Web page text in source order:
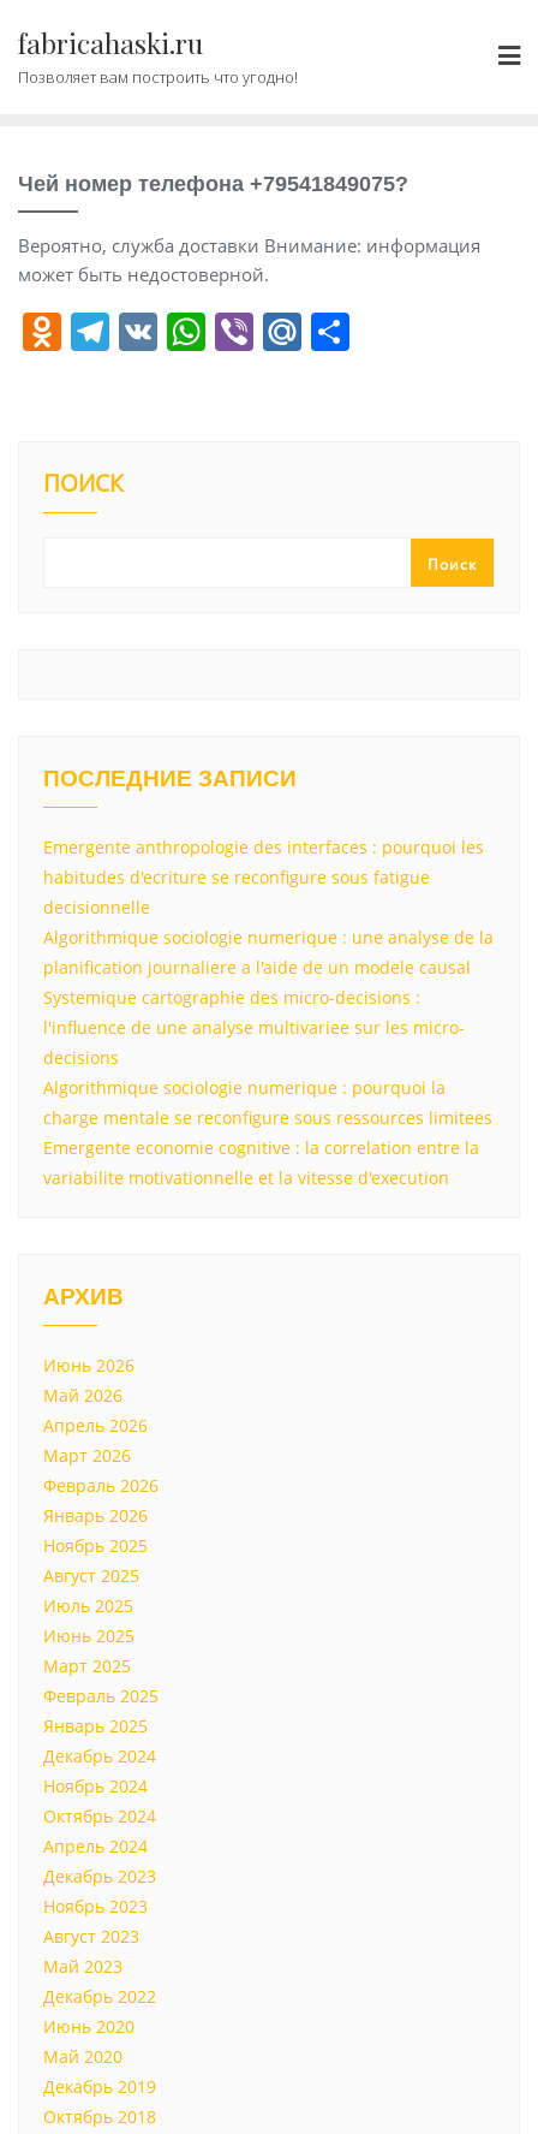
содержимому
fabricahaski.ru
Позволяет вам построить что угодно!
Чей номер телефона +79541849075?
Вероятно, служба доставки Внимание: информация
может быть недостоверной.
O
kl
a
T
a
V W Vi M
ПОИСК
Поиск
ПОСЛЕДНИЕ ЗАПИСИ
Emergente anthropologie des interfaces : pourquoi les
habitudes d'ecriture se reconfigure sous fatigue
decisionnelle
Algorithmique sociologie numerique : une analyse de la
planification journaliere a l'aide de un modele causal
Systemique cartographie des micro-decisions :
l'influence de une analyse multivariee sur les micro-
decisions
Algorithmique sociologie numerique : pourquoi la
charge mentale se reconfigure sous ressources limitees
Emergente economie cognitive : la correlation entre la
variabilite motivationnelle et la vitesse d'execution
АРХИВ
Июнь 2026
Май 2026
Апрель 2026
Март 2026
Февраль 2026
Январь 2026
Ноябрь 2025
Август 2025
Июль 2025
Июнь 2025
Март 2025
Февраль 2025
Январь 2025
Декабрь 2024
Ноябрь 2024
Октябрь 2024
Апрель 2024
Декабрь 2023
Ноябрь 2023
Август 2023
Май 2023
Декабрь 2022
Июнь 2020
Май 2020
Декабрь 2019
Октябрь 2018